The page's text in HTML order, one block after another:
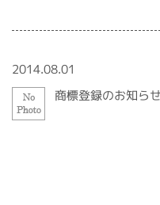
2014.08.01
商標登録のお知らせ